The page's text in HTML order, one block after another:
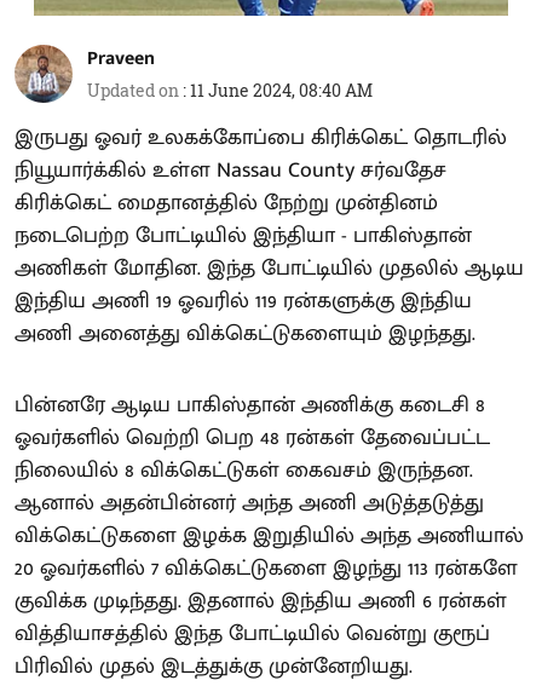
Praveen
Updated on :11 June 2024, 08:40 AM
இருபது ஓவர் உலகக்கோப்பை கிரிக்கெட் தொடரில்
நியூயார்க்கில் உள்ள Nassau County சர்வதேச
கிரிக்கெட் மைதானத்தில் நேற்று முன்தினம்
நடைபெற்ற போட்டியில் இந்தியா - பாகிஸ்தான்
அணிகள் மோதின. இந்த போட்டியில் முதலில் ஆடிய
இந்திய அணி 19 ஓவரில் 119 ரன்களுக்கு இந்திய
அணி அனைத்து விக்கெட்டுகளையும் இழந்தது.
பின்னரே ஆடிய பாகிஸ்தான் அணிக்கு கடைசி 8
ஓவர்களில் வெற்றி பெற 48 ரன்கள் தேவைப்பட்ட
நிலையில் 8 விக்கெட்டுகள் கைவசம் இருந்தன.
ஆனால் அதன்பின்னர் அந்த அணி அடுத்தடுத்து
விக்கெட்டுகளை இழக்க இறுதியில் அந்த அணியால்
20 ஓவர்களில் 7 விக்கெட்டுகளை இழந்து 113 ரன்களே
குவிக்க முடிந்தது. இதனால் இந்திய அணி 6 ரன்கள்
வித்தியாசத்தில் இந்த போட்டியில் வென்று குரூப்
பிரிவில் முதல் இடத்துக்கு முன்னேறியது.